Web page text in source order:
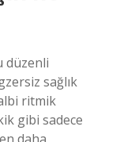
düzenli
sağlık
ritmik
gibi sadece